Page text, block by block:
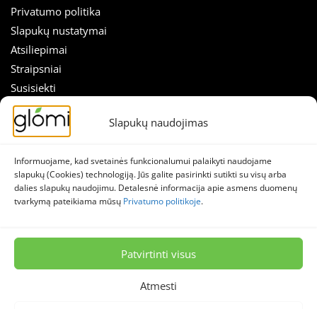
Slapukų naudojimas
Informuojame, kad svetainės funkcionalumui palaikyti naudojame
slapukų (Cookies) technologiją. Jūs galite pasirinkti sutikti su visų arba
dalies slapukų naudojimu. Detalesnė informacija apie asmens duomenų
tvarkymą pateikiama mūsų Privatumo politikoje.
Patvirtinti visus
Atmesti
Nuolaidos tiesiai į el. paštą!
El.
paštas
*
🔥 Naujienos
Privatumo politika
Slapukų nustatymai
Atsiliepimai
Straipsniai
Susisiekti
SEKITE MUS
Naujienlaiškis
Facebook
Instagram
© 2026 Stella lumina, MB – Glomi.lt